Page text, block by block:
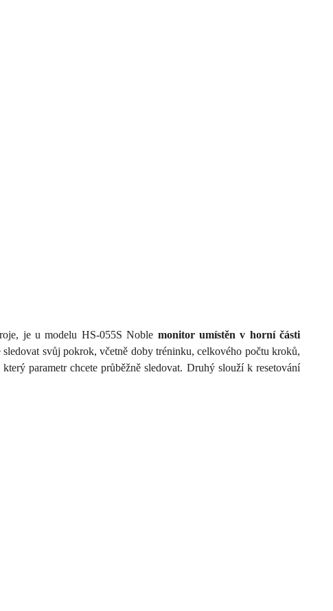
je u modelu HS-055S Noble monitor umístěn v horní části
svůj pokrok, včetně doby tréninku, celkového počtu kroků,
parametr chcete průběžně sledovat. Druhý slouží k resetování